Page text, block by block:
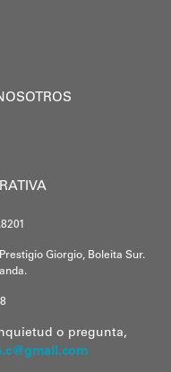
Giorgio, Boleita Sur.
o pregunta,